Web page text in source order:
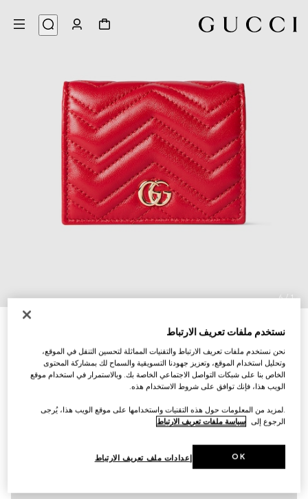
1
/
6
محفظة GG Marmont صغيرة الحجم
تنويعاتجلد باللون الأحمر المشرق
نستخدم ملفات تعريف الارتباط
نحن نستخدم ملفات تعريف الارتباط والتقنيات المماثلة لتحسين التنقل في الموقع،
وتحليل استخدام الموقع، وتعزيز جهودنا التسويقية والسماح لك بمشاركة المحتوى
الخاص بنا على شبكات التواصل الاجتماعي الخاصة بك. وبالاستمرار في استخدام موقع
الويب هذا، فإنك توافق على شروط الاستخدام هذه.
.لمزيد من المعلومات حول هذه التقنيات واستخدامها على موقع الويب هذا، يُرجى
الرجوع إلى سياسة ملفات تعريف الارتباط
إعدادات ملف تعريف الارتباط OK